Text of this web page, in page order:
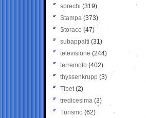
sprechi (319)
Stampa (373)
Storace (47)
subappalti (31)
televisione(244)
terremoto (402)
thyssenkrupp (3)
Tibet(2)
tredicesima (3)
Turismo (62)